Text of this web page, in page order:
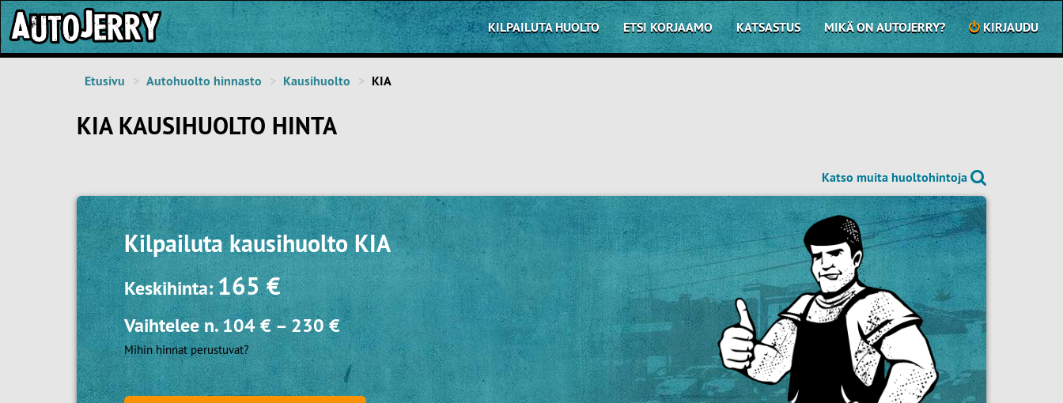
KILPAILUTA HUOLTO ETSI KORJAAMO KATSASTUS MIKÄ ON AUTOJERRY? KIRJAUDU
Etusivu Autohuolto hinnasto Kausihuolto KIA
KIA KAUSIHUOLTO HINTA
Katso muita huoltohintoja
Kilpailutakausihuolto KIA
Keskihinta:165 €
Vaihtelee n.104 €–230 €
Mihin hinnat perustuvat?